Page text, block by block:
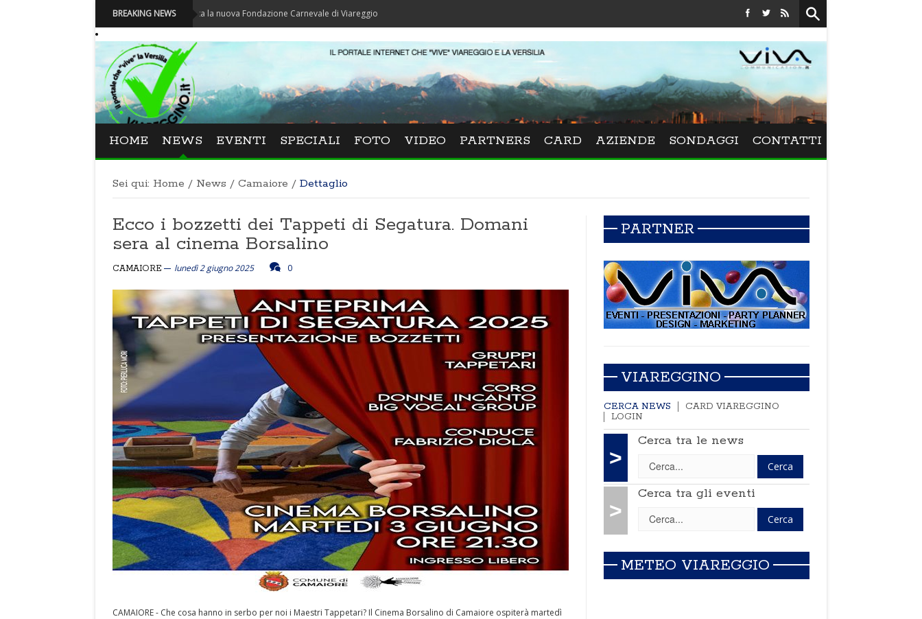
BREAKING NEWS
Carnevale - Nominata la nuova Fondazione Carnevale di Viareggio Festival La Versiliana - La direttrice lucchese Beatrice
HOME NEWS EVENTI SPECIALI FOTO VIDEO PARTNERS CARD AZIENDE SONDAGGI CONTATTI
Sei qui: Home / News / Camaiore / Dettaglio
Ecco i bozzetti dei Tappeti di Segatura. Domani
sera al cinema Borsalino
CAMAIORE lunedì 2 giugno 2025 0
CAMAIORE - Che cosa hanno in serbo per noi i Maestri Tappetari? Il Cinema Borsalino di Camaiore ospiterà martedì
PARTNER
VIAREGGINO
CERCA NEWS
CARD VIAREGGINO
LOGIN
>
Cerca tra le news
>
Cerca tra gli eventi
METEO VIAREGGIO